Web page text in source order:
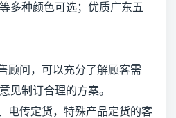
多种颜色可选；优质广东五
顾问，可以充分了解顾客需
见制订合理的方案。
电传定货，特殊产品定货的客